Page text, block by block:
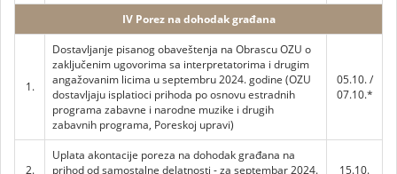
IV Porez na dohodak građana
1.
Dostavljanje pisanog obaveštenja na Obrascu OZU o
zaključenim ugovorima sa interpretatorima i drugim
angažovanim licima u septembru 2024. godine (OZU
dostavljaju isplatioci prihoda po osnovu estradnih
programa zabavne i narodne muzike i drugih
zabavnih programa, Poreskoj upravi)
05.10. /
07.10.*
2.
Uplata akontacije poreza na dohodak građana na
prihod od samostalne delatnosti - za septembar 2024.
15.10.